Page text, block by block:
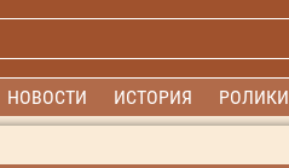
НОВОСТИ ИСТОРИЯ РОЛИКИ